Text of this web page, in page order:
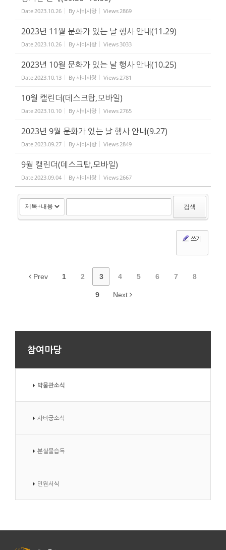
Date2023.10.26 By사비사랑 Views2869
2023년 11월 문화가 있는 날 행사 안내(11.29)
Date2023.10.26 By사비사랑 Views3033
2023년 10월 문화가 있는 날 행사 안내(10.25)
Date2023.10.13 By사비사랑 Views2781
10월 캘린더(데스크탑,모바일)
Date2023.10.10 By사비사랑 Views2765
2023년 9월 문화가 있는 날 행사 안내(9.27)
Date2023.09.27 By사비사랑 Views2849
9월 캘린더(데스크탑,모바일)
Date2023.09.04 By사비사랑 Views2667
검색
쓰기
Prev 1 2 3 4 5 6 7 8
9 Next
참여마당
박물관소식
사비궁소식
분실물습득
민원서식